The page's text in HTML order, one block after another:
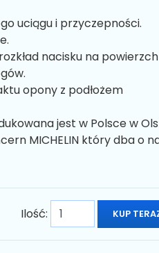
uciągu i przyczepności.
nacisku na
opony z podłożem
jest w Polsce w
MICHELIN który dba o
Ilość: KUP